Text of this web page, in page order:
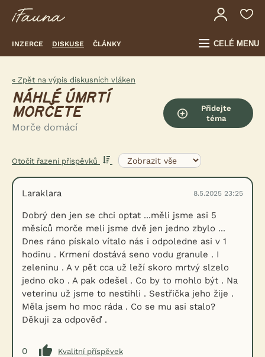
INZERCE DISKUSE ČLÁNKY CELÉ MENU
« Zpět na výpis diskusních vláken
NÁHLÉ ÚMRTÍ
MORČETE
Morče domácí
Přidejte
téma
Otočit řazení příspěvků
Laraklara 8.5.2025 23:25
Dobrý den jen se chci optat ...měli jsme asi 5
měsíců morče meli jsme dvě jen jedno zbylo ...
Dnes ráno pískalo vítalo nás i odpoledne asi v 1
hodinu . Krmení dostává seno vodu granule . I
zeleninu . A v pět cca už leží skoro mrtvý slzelo
jedno oko . A pak odešel . Co by to mohlo být . Na
veterinu už jsme to nestihli . Sestřička jeho žije .
Měla jsem ho moc ráda . Co se mu asi stalo?
Děkuji za odpověď .
0
Kvalitní příspěvek